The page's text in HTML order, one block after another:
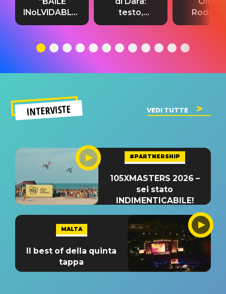
INoLVIDABLE”:
testo,
significato
testo,
traduzione e
del singolo
testo,
INTERVISTE VEDI TUTTE
#PARTNERSHIP
105XMASTERS 2026 –
sei stato
INDIMENTICABILE!
MALTA
Il best of della quinta
tappa